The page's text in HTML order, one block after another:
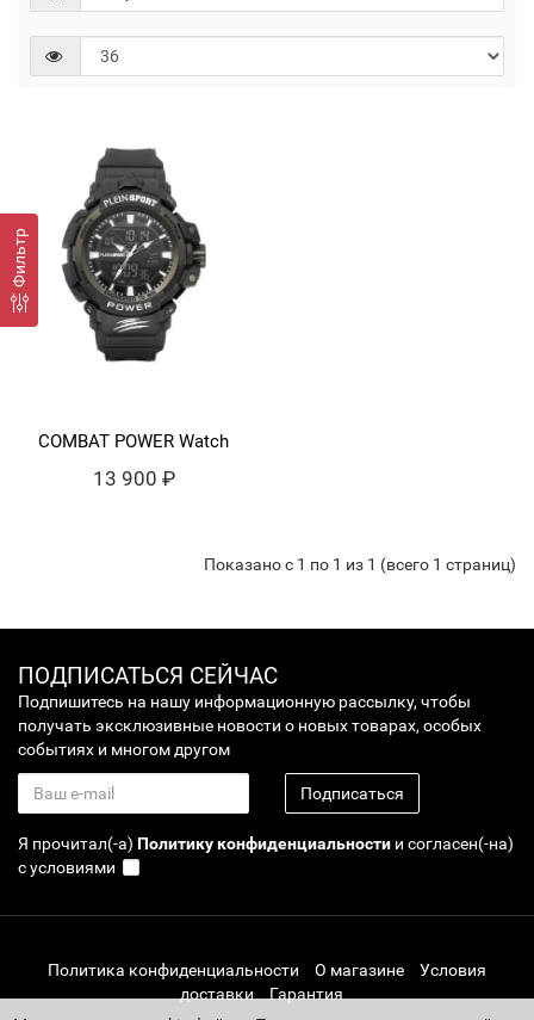
Фильтр
COMBAT POWER Watch
13 900 ₽
Показано с 1 по 1 из 1 (всего 1 страниц)
ПОДПИСАТЬСЯ СЕЙЧАС
Подпишитесь на нашу информационную рассылку, чтобы
получать эксклюзивные новости о новых товарах, особых
событиях и многом другом
Подписаться
Я прочитал(-а) Политику конфиденциальности и согласен(-на)
с условиями
Политика конфиденциальности О магазине
Условия
доставки
Гарантия